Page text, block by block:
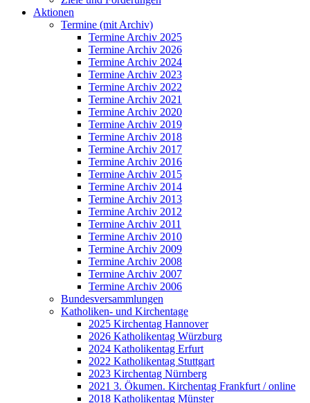
Aktionen
Termine (mit Archiv)
Termine Archiv 2025
Termine Archiv 2026
Termine Archiv 2024
Termine Archiv 2023
Termine Archiv 2022
Termine Archiv 2021
Termine Archiv 2020
Termine Archiv 2019
Termine Archiv 2018
Termine Archiv 2017
Termine Archiv 2016
Termine Archiv 2015
Termine Archiv 2014
Termine Archiv 2013
Termine Archiv 2012
Termine Archiv 2011
Termine Archiv 2010
Termine Archiv 2009
Termine Archiv 2008
Termine Archiv 2007
Termine Archiv 2006
Bundesversammlungen
Katholiken- und Kirchentage
2025 Kirchentag Hannover
2026 Katholikentag Würzburg
2024 Katholikentag Erfurt
2022 Katholikentag Stuttgart
2023 Kirchentag Nürnberg
2021 3. Ökumen. Kirchentag Frankfurt / online
2018 Katholikentag Münster